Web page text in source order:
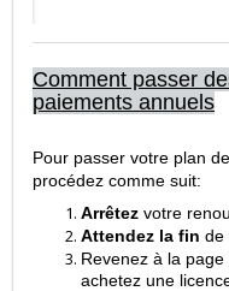
Comment passer
paiements annuels
Pour passer votre plan
procédez comme suit:
Arrêtez votre
Attendez la fin de
Revenez à la page
achetez une